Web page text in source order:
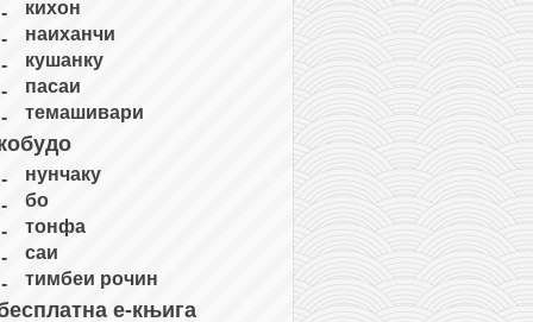
кихон
наиханчи
кушанку
пасаи
темашивари
нунчаку
бо
тонфа
саи
тимбеи рочин
е-књига